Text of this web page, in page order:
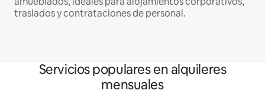
traslados y contrataciones de personal.
Servicios populares en alquileres
mensuales